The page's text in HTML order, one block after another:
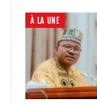
À LA UNE